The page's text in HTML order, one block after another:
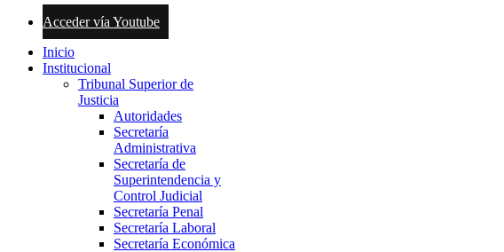
Acceder vía Youtube
Inicio
Institucional
Tribunal Superior de
Justicia
Autoridades
Secretaría
Administrativa
Secretaría de
Superintendencia y
Control Judicial
Secretaría Penal
Secretaría Laboral
Secretaría Económica